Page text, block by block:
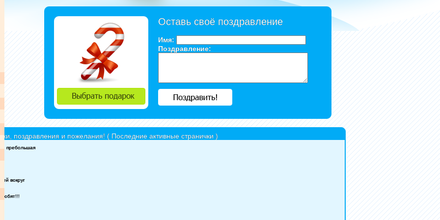
Оставь своё поздравление
Имя:
Поздравление:
поздравления и пожелания! ( Последние активные странички )
пребольшая
вокруг